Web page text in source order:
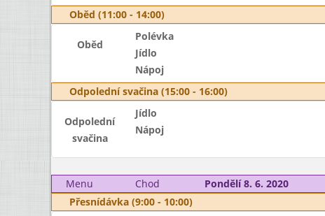
Oběd (11:00 - 14:00)
Oběd
Polévka
Jídlo
Nápoj
Odpolední svačina (15:00 - 16:00)
Odpolední
svačina
Jídlo
Nápoj
Menu
Chod Pondělí 8. 6. 2020
Přesnídávka (9:00 - 10:00)